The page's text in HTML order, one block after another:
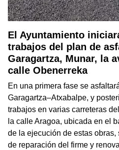
El Ayuntamiento
trabajos del plan de
Garagartza, Munar, la
calle Obenerreka
En una primera fase se
Garagartza–Atxabalpe, y
trabajos en varias carreteras
la calle Aragoa, ubicada en el
de la ejecución de estas
de reparación del firme y